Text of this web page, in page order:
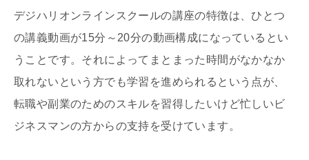
デジハリオンラインスクールの講座の特徴は、ひとつ
の講義動画が15分～ 20分の動画構成になっているとい
うことです。それによってまとまった時間がなかなか
取れないという方でも学習を進められるという点が、
転職や副業のためのスキルを習得したいけど忙しいビ
ジネスマンの方からの支持を受けています。